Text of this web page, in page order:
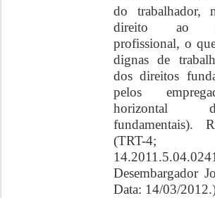
do trabalhador,
direito ao
profissional, o
dignas de
dos direitos
pelos
horizontal
fundamentais).
(TRT-4;
Desembargador
Data: 14/03/